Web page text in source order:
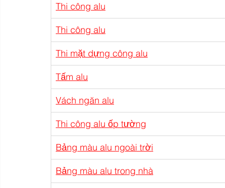
Thi công alu
Thi công alu
Thi mặt dựng công alu
Tấm alu
Vách ngăn alu
Thi công alu ốp tường
Bảng màu alu ngoài trời
Bảng màu alu trong nhà